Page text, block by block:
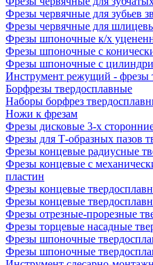
Фрезы червячные для зубьев
Фрезы червячные для
Фрезы шпоночные к/х
Фрезы шпоночные с
Фрезы шпоночные с
Инструмент режущий - фрезы
Борфрезы твердосплавные
Наборы борфрез
Ножи к фрезам
Фрезы дисковые 3-х
Фрезы для Т-образных пазов
Фрезы концевые радиусные
Фрезы концевые с
пластин
Фрезы концевые
Фрезы концевые
Фрезы отрезные-прорезные
Фрезы торцевые насадные
Фрезы шпоночные
Фрезы шпоночные